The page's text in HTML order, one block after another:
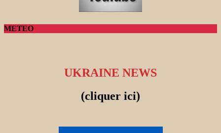
METEO
UKRAINE NEWS
(cliquer ici)